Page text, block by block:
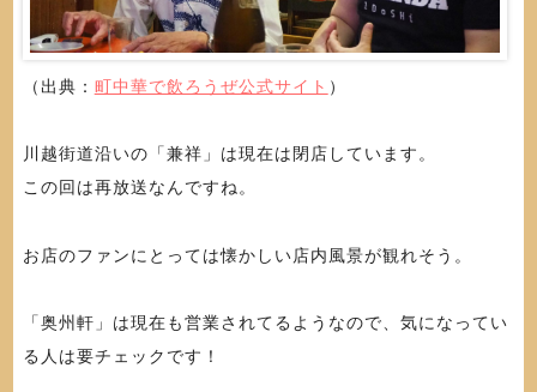
（出典： 町中華で飲ろうぜ公式サイト ）
川越街道沿いの「兼祥」は現在は閉店しています。
この回は再放送なんですね。
お店のファンにとっては懐かしい店内風景が観れそう。
「奥州軒」は現在も営業されてるようなので、気になってい
る人は要チェックです！